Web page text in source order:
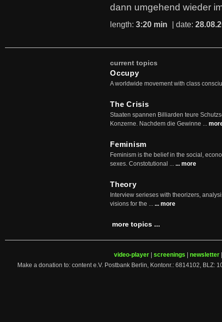
dann umgehend wieder
length: 3:20 min | date:
current topics
Occupy
A worldwide movement with class
The Crisis
Staaten spannen Billiarden teure
Konzerne. Nachdem die Gewinne ...
Feminism
Feminism is the belief in the social,
sexes. Constotutional ... ... more
Theory
Interview serieses with theorizers,
visions for the ... ... more
more topics ...
video-player screenings newsletter
Make a donation to: content e.V. Postbank Berlin, Kontonr.: 6814102, BLZ: